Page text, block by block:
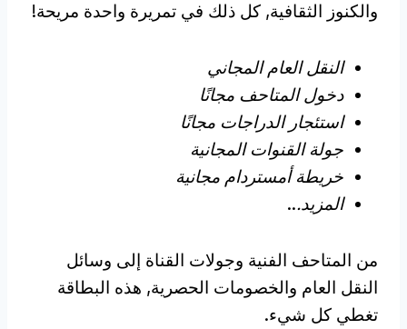
والكنوز الثقافية, كل ذلك في تمريرة واحدة مريحة!
النقل العام المجاني
دخول المتاحف مجانًا
استئجار الدراجات مجانًا
جولة القنوات المجانية
خريطة أمستردام مجانية
المزيد...
من المتاحف الفنية وجولات القناة إلى وسائل
النقل العام والخصومات الحصرية, هذه البطاقة
تغطي كل شيء.